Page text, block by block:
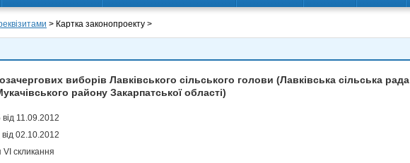
> Картка законопроекту >
виборів Лавківського сільського голови (Лавківська сільська рада
району Закарпатської області)
від 11.09.2012
від 02.10.2012
VI скликання